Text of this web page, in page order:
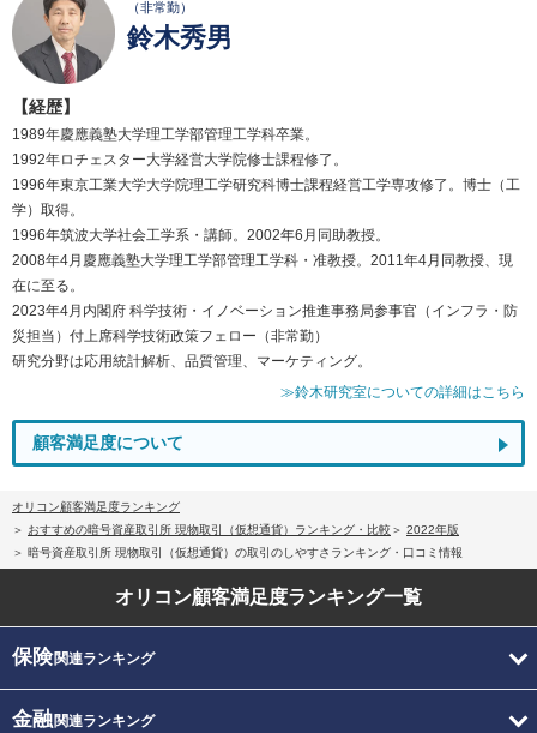
（非常勤）
鈴木秀男
【経歴】
1989年慶應義塾大学理工学部管理工学科卒業。
1992年ロチェスター大学経営大学院修士課程修了。
1996年東京工業大学大学院理工学研究科博士課程経営工学専攻修了。博士（工
学）取得。
1996年筑波大学社会工学系・講師。2002年6月同助教授。
2008年4月慶應義塾大学理工学部管理工学科・准教授。2011年4月同教授、現
在に至る。
2023年4月内閣府 科学技術・イノベーション推進事務局参事官（インフラ・防
災担当）付上席科学技術政策フェロー（非常勤）
研究分野は応用統計解析、品質管理、マーケティング。
≫鈴木研究室についての詳細はこちら
顧客満足度について
オリコン顧客満足度ランキング
おすすめの暗号資産取引所 現物取引（仮想通貨）ランキング・比較
2022年版
暗号資産取引所 現物取引（仮想通貨）の取引のしやすさランキング・口コミ情報
オリコン顧客満足度ランキング一覧
保険関連ランキング
金融関連ランキング